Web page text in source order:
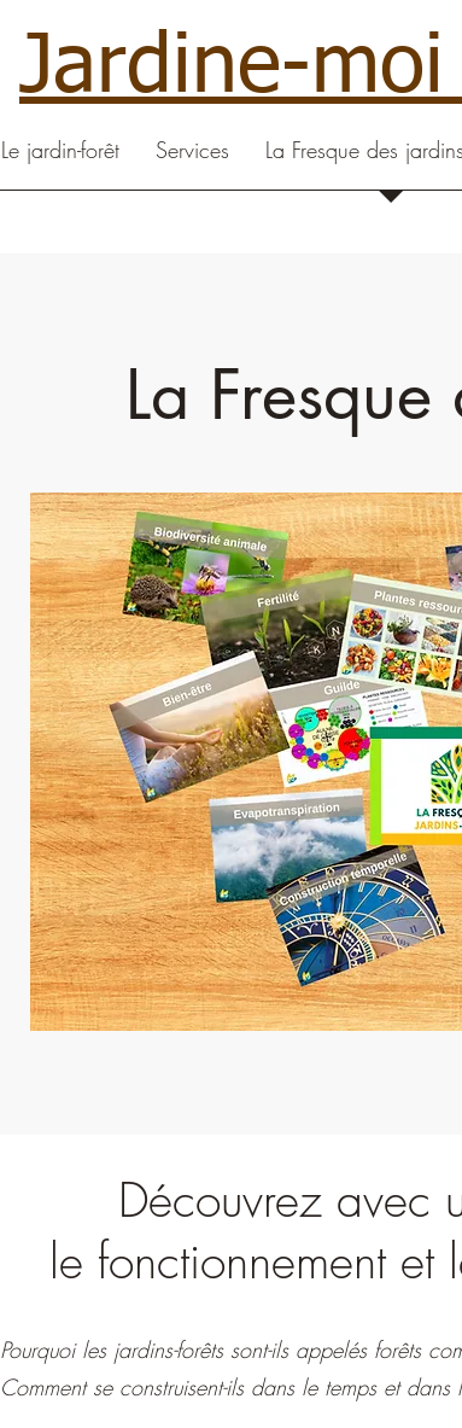
Jardine-
Le jardin-forêt Services La Fresque des
La
Découvrez avec
le fonctionnement et
Pourquoi les jardins-forêts sont-ils appelés forêts
Comment se construisent-ils dans le temps et